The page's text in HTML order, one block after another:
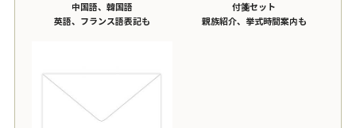
中国語、韓国語
英語、フランス語表記も
付箋セット
親族紹介、挙式時間案内も